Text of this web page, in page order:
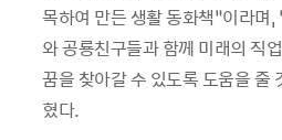
목하여 만든 생활 동화책”이라며,
와 공룡친구들과 함께 미래의 직
꿈을 찾아갈 수 있도록 도움을 줄
혔다.